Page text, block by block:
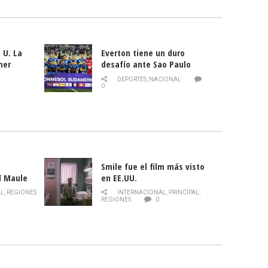
La
Everton tiene un duro
desafío ante Sao Paulo
DEPORTES, NACIONAL
0
Maule
de la
, REGIONES
Smile fue el film más visto
en EE.UU.
INTERNACIONAL, PRINCIPAL,
REGIONES
0